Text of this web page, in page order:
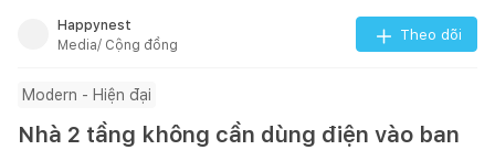
Happynest
Media/ Cộng đồng
Theo dõi
Modern - Hiện đại
Nhà 2 tầng không cần dùng điện vào ban